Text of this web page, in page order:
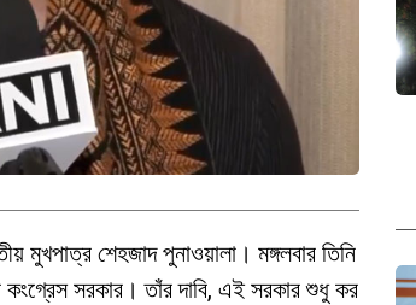
মুখপাত্র শেহজাদ পুনাওয়ালা। মঙ্গলবার তিনি
সরকার। তাঁর দাবি, এই সরকার শুধু কর